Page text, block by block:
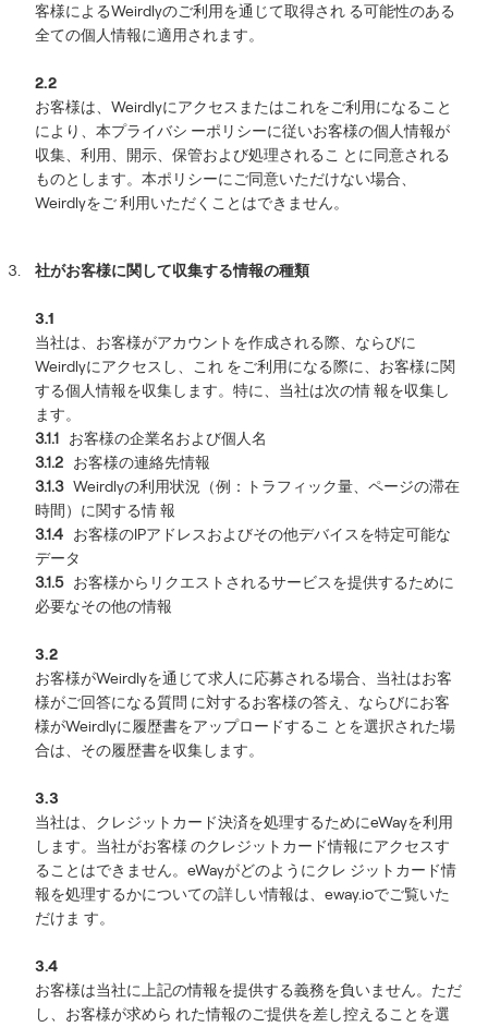
客様によるWeirdlyのご利用を通じて取得され る可能性のある
全ての個人情報に適用されます。
2.2
お客様は、Weirdlyにアクセスまたはこれをご利用になること
により、本プライバシ ーポリシーに従いお客様の個人情報が
収集、利用、開示、保管および処理されるこ とに同意される
ものとします。本ポリシーにご同意いただけない場合、
Weirdlyをご 利用いただくことはできません。
社がお客様に関して収集する情報の種類
3.1
当社は、お客様がアカウントを作成される際、ならびに
Weirdlyにアクセスし、これ をご利用になる際に、お客様に関
する個人情報を収集します。特に、当社は次の情 報を収集し
ます。
3.1.1 お客様の企業名および個人名
3.1.2 お客様の連絡先情報
3.1.3Weirdlyの利用状況（例：トラフィック量、ページの滞在
時間）に関する情 報
3.1.4 お客様のIPアドレスおよびその他デバイスを特定可能な
データ
3.1.5 お客様からリクエストされるサービスを提供するために
必要なその他の情報
3.2
お客様がWeirdlyを通じて求人に応募される場合、当社はお客
様がご回答になる質問 に対するお客様の答え、ならびにお客
様がWeirdlyに履歴書をアップロードするこ とを選択された場
合は、その履歴書を収集します。
3.3
当社は、クレジットカード決済を処理するためにeWayを利用
します。当社がお客様 のクレジットカード情報にアクセスす
ることはできません。eWayがどのようにクレ ジットカード情
報を処理するかについての詳しい情報は、eway.ioでご覧いた
だけま す。
3.4
お客様は当社に上記の情報を提供する義務を負いません。ただ
し、お客様が求めら れた情報のご提供を差し控えることを選